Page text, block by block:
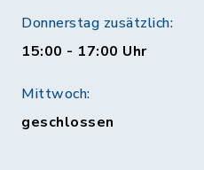
Donnerstag zusätzlich:
15:00 - 17:00 Uhr
Mittwoch:
geschlossen